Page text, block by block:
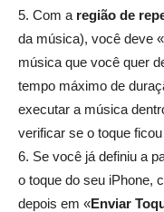
5. Com a região de
da música), você deve
música que você quer
tempo máximo de
executar a música
verificar se o toque
6. Se você já definiu a
o toque do seu iPhone,
depois em «Enviar